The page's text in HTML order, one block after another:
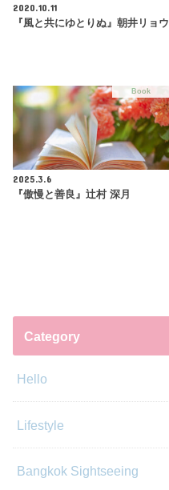
2020.10.11
『風と共にゆとりぬ』朝井リョウ
Book
2025.3.6
『傲慢と善良』辻村 深月
Category
Hello
Lifestyle
Bangkok Sightseeing